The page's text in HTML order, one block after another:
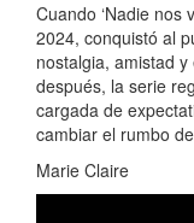
Cuando ‘Nadie nos
2024, conquistó al
nostalgia, amistad
después, la serie
cargada de
cambiar el rumbo
Marie Claire